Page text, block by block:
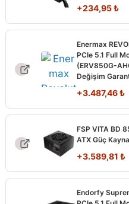
+234,95₺
Enermax
PCIe 5.1 Full
(ERV850G-
Değişim
+3.487,46₺
FSP VITA BD
ATX Güç
+3.589,81 ₺
Endorfy